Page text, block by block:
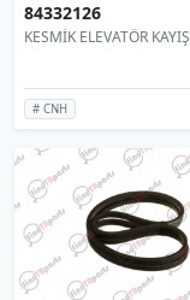
84332126
KESMİK ELEVATÖR KAYIŞ
# CNH